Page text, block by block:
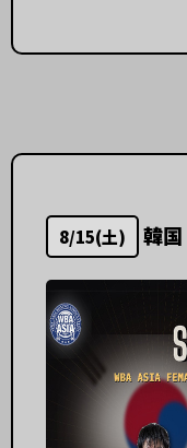
8/15(土) 韓国